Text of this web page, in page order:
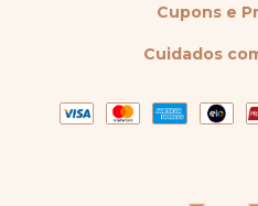
Cupons e
Cuidados